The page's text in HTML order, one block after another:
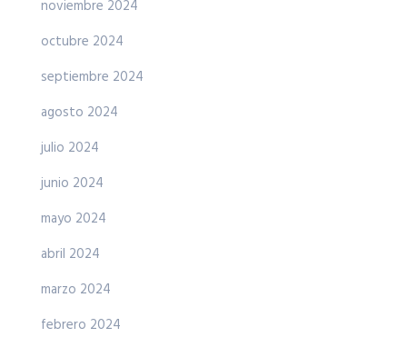
noviembre 2024
octubre 2024
septiembre 2024
agosto 2024
julio 2024
junio 2024
mayo 2024
abril 2024
marzo 2024
febrero 2024